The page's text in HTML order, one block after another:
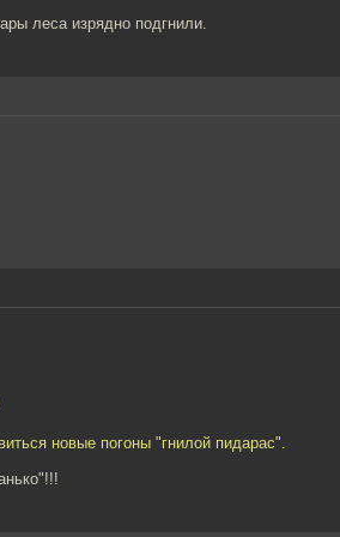
леса изрядно подгнили.
новые погоны "гнилой пидарас".